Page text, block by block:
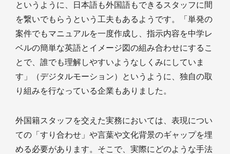
というように、日本語も外国語もできるスタッフに間
を繋いでもらうという工夫もあるようです。「単発の
案件でもマニュアルを一度作成し、指示内容を中学レ
ベルの簡単な英語とイメージ図の組み合わせにするこ
とで、誰でも理解しやすいようなしくみにしていま
す」（デジタルモーション）というように、独自の取
り組みを行なっている企業もありました。
外国籍スタッフを交えた実務においては、表現につい
ての「すり合わせ」や言葉や文化背景のギャップを埋
める必要があります。そこで、実際にどのような手法